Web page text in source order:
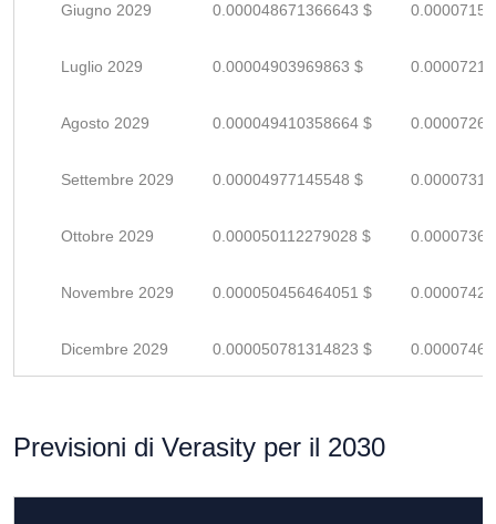
Giugno 2029 0.000048671366643 $
Luglio 2029 0.00004903969863 $
Agosto 2029 0.000049410358664 $
Settembre 2029 0.00004977145548 $
Ottobre 2029 0.000050112279028 $
Novembre 2029 0.000050456464051 $
Dicembre 2029 0.000050781314823 $
Previsioni di Verasity per il 2030